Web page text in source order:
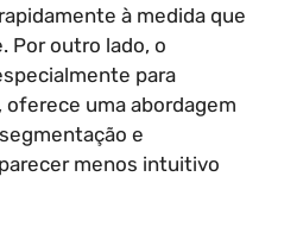
à medida que
Por outro lado, o
para
uma abordagem
e
menos intuitivo